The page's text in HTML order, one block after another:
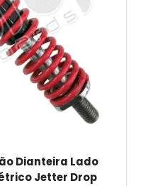
Dianteira Lado
Jetter Drop